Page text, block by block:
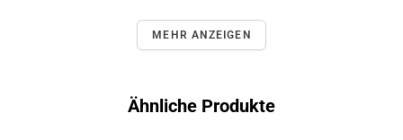
MEHR ANZEIGEN
Ähnliche Produkte